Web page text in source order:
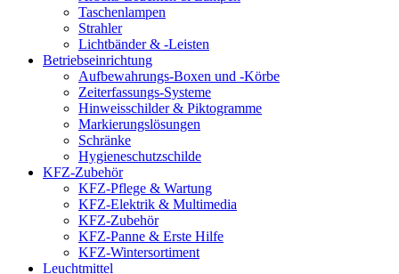
Taschenlampen
Strahler
Lichtbänder & -Leisten
Betriebseinrichtung
Aufbewahrungs-Boxen und -Körbe
Zeiterfassungs-Systeme
Hinweisschilder & Piktogramme
Markierungslösungen
Schränke
Hygieneschutzschilde
KFZ-Zubehör
KFZ-Pflege & Wartung
KFZ-Elektrik & Multimedia
KFZ-Zubehör
KFZ-Panne & Erste Hilfe
KFZ-Wintersortiment
Leuchtmittel